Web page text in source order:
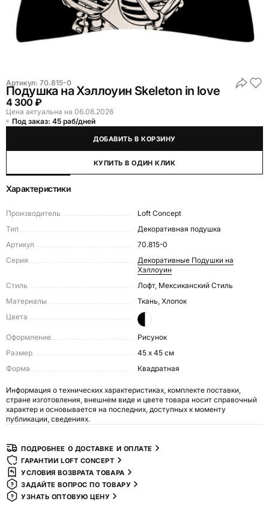
Артикул: 70.815-0
Подушка на Хэллоуин Skeleton in love
4 300 ₽
Цена актуальна на 06.08.2026
Под заказ: 45 раб/дней
ДОБАВИТЬ В КОРЗИНУ
КУПИТЬ В ОДИН КЛИК
Характеристики
Производитель
Loft Concept
Тип
Декоративная подушка
Артикул
70.815-0
Серия
Декоративные Подушки на
Хэллоуин
Стиль
Лофт, Мексиканский Стиль
Материалы
Ткань, Хлопок
Цвета
Оформление
Рисунок
Размер
45 х 45 см
Форма
Квадратная
Информация о технических характеристиках, комплекте поставки,
стране изготовления, внешнем виде и цвете товара носит справочный
характер и основывается на последних, доступных к моменту
публикации, сведениях.
ПОДРОБНЕЕ О ДОСТАВКЕ И ОПЛАТЕ
ГАРАНТИИ LOFT CONCEPT
УСЛОВИЯ ВОЗВРАТА ТОВАРА
ЗАДАЙТЕ ВОПРОС ПО ТОВАРУ
УЗНАТЬ ОПТОВУЮ ЦЕНУ